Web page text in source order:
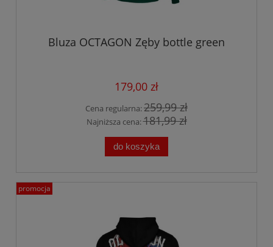
Bluza OCTAGON Zęby bottle green
179,00 zł
Cena regularna:259,99 zł
Najniższa cena:181,99 zł
do koszyka
promocja